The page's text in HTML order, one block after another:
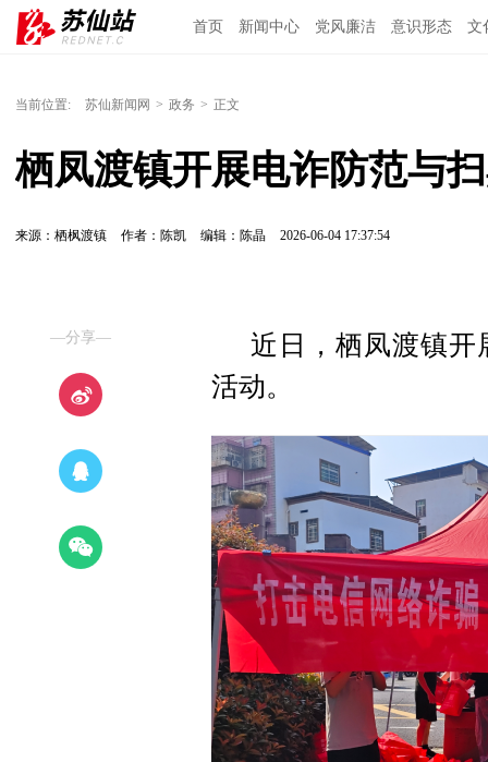
首页 新闻中心 党风廉洁 意识形态 文
当前位置: 苏仙新闻网 > 政务 > 正文
栖凤渡镇开展电诈防范与
来源：栖枫渡镇 作者：陈凯 编辑：陈晶 2026-06-04 17:37:54
—分享—
近日，栖凤渡镇开
活动。